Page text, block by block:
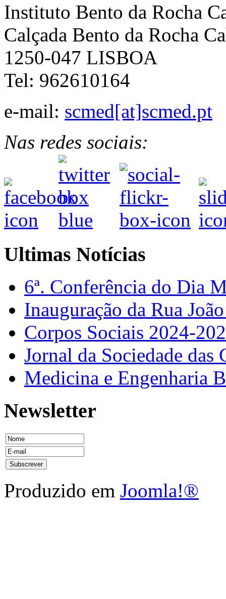
Instituto Bento da Rocha
Calçada Bento da Rocha
1250-047 LISBOA
Tel: 962610164
e-mail: scmed[at]scmed.pt
Nas redes sociais:
Ultimas Notícias
6ª. Conferência do Dia
Inauguração da Rua
Corpos Sociais 2024-
Jornal da Sociedade
Medicina e Engenharia
Newsletter
Produzido em Joomla!®